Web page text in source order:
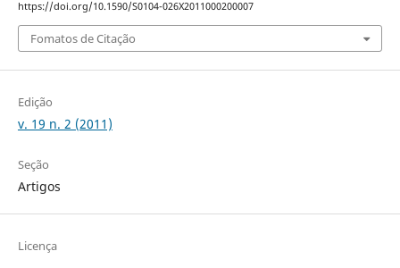
https://doi.org/10.1590/S0104-026X2011000200007
Fomatos de Citação
Edição
v. 19 n. 2 (2011)
Seção
Artigos
Licença